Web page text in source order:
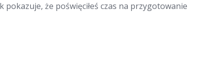
że poświęciłeś czas na przygotowanie